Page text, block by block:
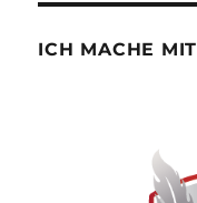
ICH MACHE MIT